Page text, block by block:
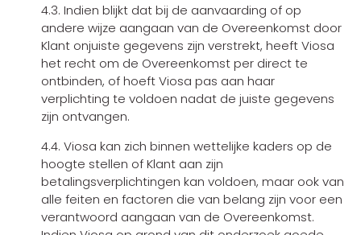
4.3. Indien blijkt dat bij de aanvaarding of op
andere wijze aangaan van de Overeenkomst door
Klant onjuiste gegevens zijn verstrekt, heeft Viosa
het recht om de Overeenkomst per direct te
ontbinden, of hoeft Viosa pas aan haar
verplichting te voldoen nadat de juiste gegevens
zijn ontvangen.
4.4. Viosa kan zich binnen wettelijke kaders op de
hoogte stellen of Klant aan zijn
betalingsverplichtingen kan voldoen, maar ook van
alle feiten en factoren die van belang zijn voor een
verantwoord aangaan van de Overeenkomst.